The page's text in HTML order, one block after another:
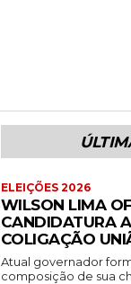
ELEIÇÕES 2026
WILSON LIMA
CANDIDATURA
COLIGAÇÃO
Atual governador
composição de sua